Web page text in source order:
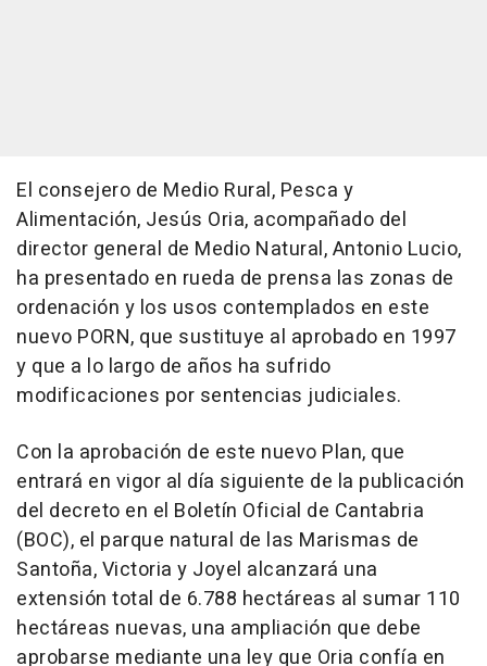
El consejero de Medio Rural, Pesca y
Alimentación, Jesús Oria, acompañado del
director general de Medio Natural, Antonio Lucio,
ha presentado en rueda de prensa las zonas de
ordenación y los usos contemplados en este
nuevo PORN, que sustituye al aprobado en 1997
y que a lo largo de años ha sufrido
modificaciones por sentencias judiciales.
Con la aprobación de este nuevo Plan, que
entrará en vigor al día siguiente de la publicación
del decreto en el Boletín Oficial de Cantabria
(BOC), el parque natural de las Marismas de
Santoña, Victoria y Joyel alcanzará una
extensión total de 6.788 hectáreas al sumar 110
hectáreas nuevas, una ampliación que debe
aprobarse mediante una ley que Oria confía en